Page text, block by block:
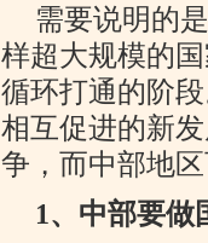
需要说明的
样超大规模的
循环打通的阶
相互促进的新
争，而中部地
1、中部要做